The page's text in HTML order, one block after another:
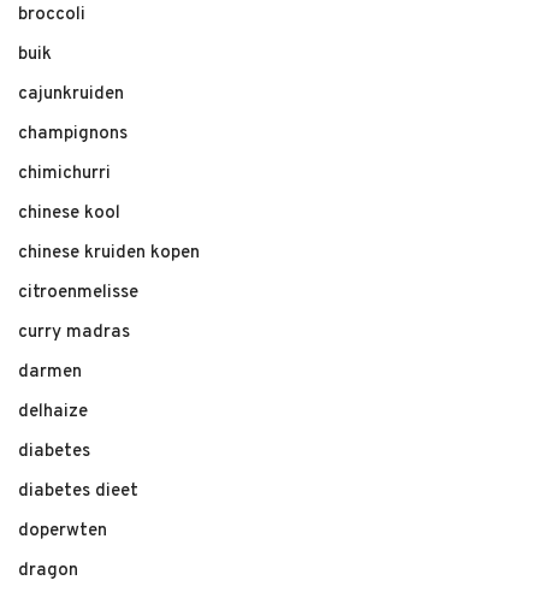
broccoli
buik
cajunkruiden
champignons
chimichurri
chinese kool
chinese kruiden kopen
citroenmelisse
curry madras
darmen
delhaize
diabetes
diabetes dieet
doperwten
dragon